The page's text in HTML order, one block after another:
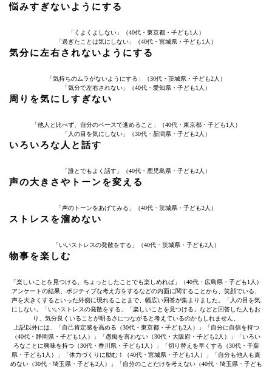
悩みすぎないようにする
「くよくよしない」（40代・東京都・子ども1人）
「過ぎたことは気にしない」（40代・宮城県・子ども1人）
気分に左右されないようにする
「気持ちのムラがないようにする」（30代・茨城県・子ども2人）
「気分で左右されない」（40代・愛知県・子ども1人）
周りを気にしすぎない
「他人と比べず、自分のペースで進めること」（40代・東京都・子ども1人）
「人の目を気にしない」（30代・新潟県・子ども2人）
いろいろな人と話す
「誰とでもよく話す」（40代・鹿児島県・子ども2人）
声の大きさやトーンを変える
「声のトーンをあげてみる」（40代・茨城県・子ども2人）
ストレスを溜めない
「いいストレスの発散をする」（40代・茨城県・子ども2人）
物事を楽しむ
「楽しいことを見つける。ちょっとしたことでも楽しめれば」（40代・広島県・子ども1人）
アンケートの結果、ポジティブな考え方をするなどの内面に関することから、笑顔でいる、
声を大きくするといった外側に現れることまで、幅広い回答が集まりました。「人の目を気
にしない」「いいストレスの発散をする」「楽しいことを見つける」などと回答した人もお
り、気分良くいることが明るさにつながると考えているのかもしれません。
上記以外には、「自己肯定感を高める（30代・東京都・子ども2人）」「自分に自信を持つ
（40代・静岡県・子ども1人）」「愚痴を言わない（30代・大阪府・子ども2人）」「いろい
ろなことに興味を持つ（30代・香川県・子ども1人）」「切り替えを早くする（30代・千葉
県・子ども1人）」「体力づくりに励む！（40代・宮城県・子ども1人）」「自分も他人も責
めない（30代・埼玉県・子ども2人）」「自分のことだけを考えない（40代・埼玉県・子ども